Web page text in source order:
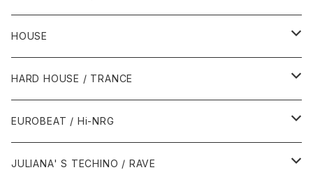
HOUSE
1980年代
1987年・以前
1988年
1990年代
1990年
2000年代
HARD HOUSE / TRANCE
1990年代
1994年・以前
2000年代
EUROBEAT / Hi-NRG
1980年代
JULIANA' S TECHINO / RAVE